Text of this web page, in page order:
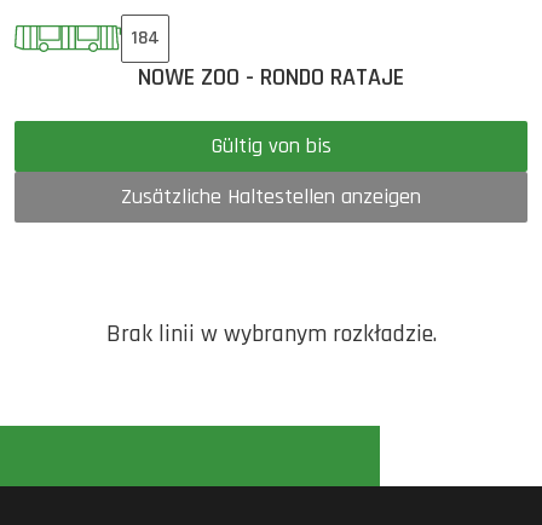
184
NOWE ZOO - RONDO RATAJE
Gültig von bis
Zusätzliche Haltestellen anzeigen
Brak linii w wybranym rozkładzie.